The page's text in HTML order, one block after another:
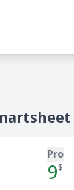
Pro
$
9